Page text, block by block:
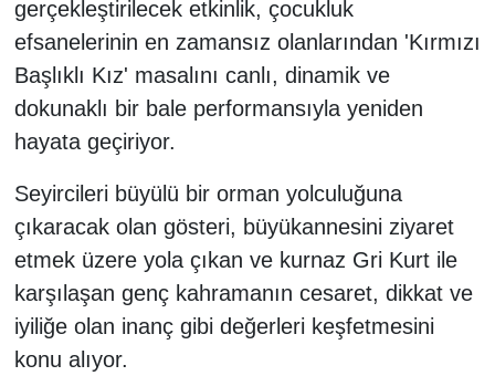
gerçekleştirilecek etkinlik, çocukluk
efsanelerinin en zamansız olanlarından 'Kırmızı
Başlıklı Kız' masalını canlı, dinamik ve
dokunaklı bir bale performansıyla yeniden
hayata geçiriyor.
Seyircileri büyülü bir orman yolculuğuna
çıkaracak olan gösteri, büyükannesini ziyaret
etmek üzere yola çıkan ve kurnaz Gri Kurt ile
karşılaşan genç kahramanın cesaret, dikkat ve
iyiliğe olan inanç gibi değerleri keşfetmesini
konu alıyor.